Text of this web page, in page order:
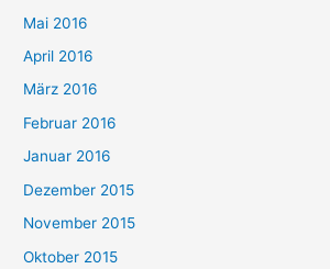
Mai 2016
April 2016
März 2016
Februar 2016
Januar 2016
Dezember 2015
November 2015
Oktober 2015